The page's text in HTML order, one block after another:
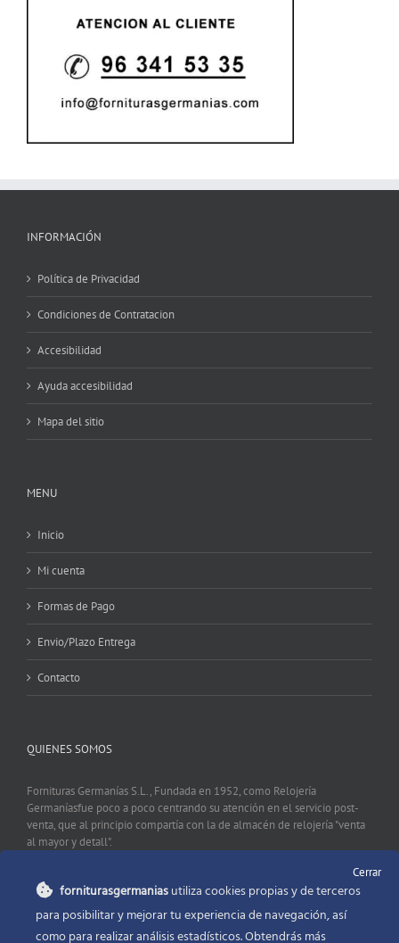
INFORMACIÓN
Política de Privacidad
Condiciones de Contratacion
Accesibilidad
Ayuda accesibilidad
Mapa del sitio
MENU
Inicio
Mi cuenta
Formas de Pago
Envio/Plazo Entrega
Contacto
QUIENES SOMOS
Fornituras Germanías S.L., Fundada en 1952, como Relojería
Germaníasfue poco a poco centrando su atención en el servicio post-
venta, que al principio compartía con la de almacén de relojería "venta
al mayor y detall".
CONTACTO
Cerrar
forniturasgermaniasutiliza cookies propias y de terceros
para posibilitar y mejorar tu experiencia de navegación, así
como para realizar análisis estadísticos. Obtendrás más